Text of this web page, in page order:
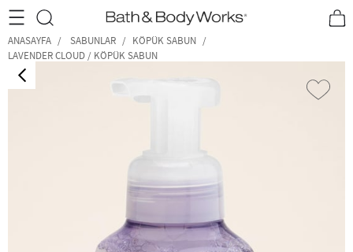
•2200₺ ve Üzeri Kargo Ücretsiz!• *Promosyon Detayları
ANASAYFA SABUNLAR
KÖPÜK SABUN
LAVENDER CLOUD / KÖPÜK SABUN